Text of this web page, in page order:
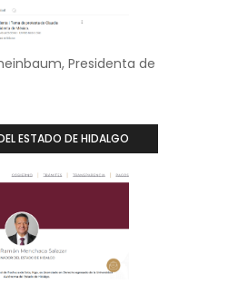
Presidenta de
ESTADO DE HIDALGO